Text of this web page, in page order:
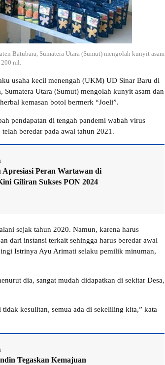
Batubara, Sumatera Utara (Sumut) mengolah kunyit asam
200 ml.
usaha kecil menengah (UKM) UD Sinar Baru di
Utara (Sumut) mengolah kunyit asam dan
kemasan botol bermerk “Joeli”.
pendapatan di tengah pandemi wabah virus
beredar pada awal tahun 2021.
Apresiasi Peran Wartawan di
Giliran Sukses PON 2024
sejak tahun 2020. Namun, karena harus
dari instansi terkait sehingga harus beredar awal
Istrinya Ayu Arimati selaku pemilik minuman,
dia, sangat mudah didapatkan di sekitar Desa,
kesulitan, semua ada di sekeliling kita,” kata
Tegaskan Kemajuan